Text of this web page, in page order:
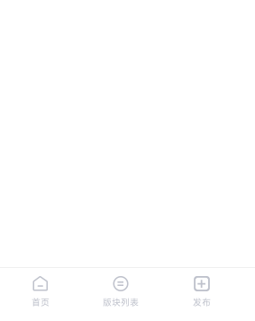
首页 版块列表 发布